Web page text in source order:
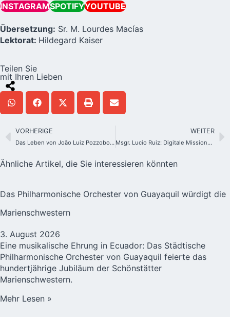
INSTAGRAMSPOTIFYYOUTUBE
Übersetzung: Sr. M. Lourdes Macías
Lektorat: Hildegard Kaiser
Teilen Sie
mit Ihren Lieben
VORHERIGE
Das Leben von João Luiz Pozzobon wird in Polen in Theater und Film dargestellt
WEITER
Msgr. Lucio Ruiz: Digitale Missionare sein
Ähnliche Artikel, die Sie interessieren könnten
Das Philharmonische Orchester von Guayaquil würdigt die
Marienschwestern
3. August 2026
Eine musikalische Ehrung in Ecuador: Das Städtische
Philharmonische Orchester von Guayaquil feierte das
hundertjährige Jubiläum der Schönstätter
Marienschwestern.
Mehr Lesen »